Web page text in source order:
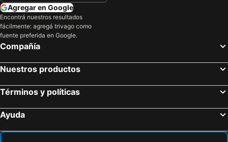
Agregar en Google
Encontrá nuestros resultados
fácilmente: agregá trivago como
fuente preferida en Google.
Compañía
Nuestros productos
Términos y políticas
Ayuda